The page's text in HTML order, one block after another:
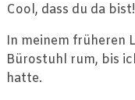
Cool, dass du da
In meinem früheren
Bürostuhl rum, bis
hatte.